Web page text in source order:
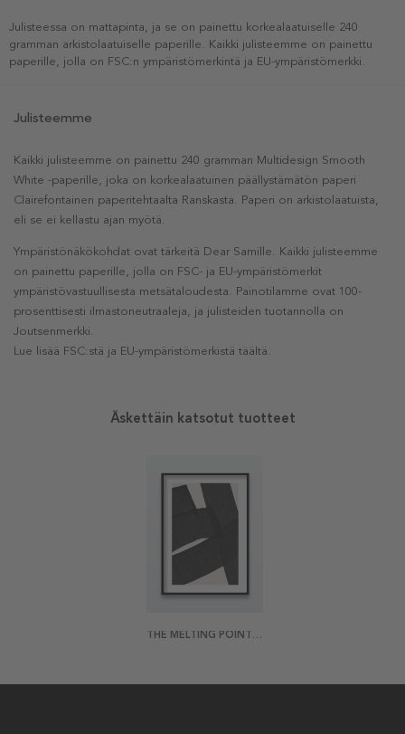
Julisteessa on mattapinta, ja se on painettu korkealaatuiselle 240
gramman arkistolaatuiselle paperille. Kaikki julisteemme on painettu
paperille, jolla on FSC:n ympäristömerkintä ja EU-ympäristömerkki.
Julisteemme
Kaikki julisteemme on painettu 240 gramman Multidesign Smooth
White -paperille, joka on korkealaatuinen päällystämätön paperi
Clairefontainen paperitehtaalta Ranskasta. Paperi on arkistolaatuista,
eli se ei kellastu ajan myötä.
Ympäristönäkökohdat ovat tärkeitä Dear Samille. Kaikki julisteemme
on painettu paperille, jolla on FSC- ja EU-ympäristömerkit
ympäristövastuullisesta metsätaloudesta. Painotilamme ovat 100-
prosenttisesti ilmastoneutraaleja, ja julisteiden tuotannolla on
Joutsenmerkki.
Lue lisää FSC:stä ja EU-ympäristömerkistä täältä.
Äskettäin katsotut tuotteet
THE MELTING POINT JULISTE